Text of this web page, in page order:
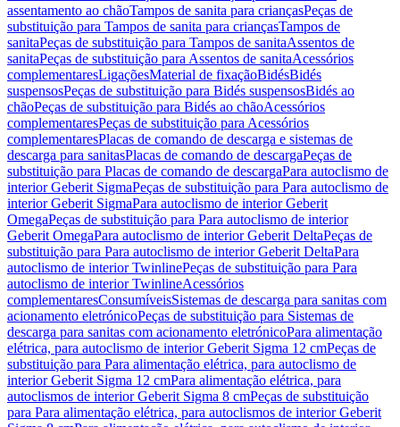
assentamento ao chãoTampos de sanita para criançasPeças de
substituição para Tampos de sanita para criançasTampos de
sanitaPeças de substituição para Tampos de sanitaAssentos de
sanitaPeças de substituição para Assentos de sanitaAcessórios
complementaresLigaçõesMaterial de fixaçãoBidésBidés
suspensosPeças de substituição para Bidés suspensosBidés ao
chãoPeças de substituição para Bidés ao chãoAcessórios
complementaresPeças de substituição para Acessórios
complementaresPlacas de comando de descarga e sistemas de
descarga para sanitasPlacas de comando de descargaPeças de
substituição para Placas de comando de descargaPara autoclismo de
interior Geberit SigmaPeças de substituição para Para autoclismo de
interior Geberit SigmaPara autoclismo de interior Geberit
OmegaPeças de substituição para Para autoclismo de interior
Geberit OmegaPara autoclismo de interior Geberit DeltaPeças de
substituição para Para autoclismo de interior Geberit DeltaPara
autoclismo de interior TwinlinePeças de substituição para Para
autoclismo de interior TwinlineAcessórios
complementaresConsumíveisSistemas de descarga para sanitas com
acionamento eletrónicoPeças de substituição para Sistemas de
descarga para sanitas com acionamento eletrónicoPara alimentação
elétrica, para autoclismo de interior Geberit Sigma 12 cmPeças de
substituição para Para alimentação elétrica, para autoclismo de
interior Geberit Sigma 12 cmPara alimentação elétrica, para
autoclismos de interior Geberit Sigma 8 cmPeças de substituição
para Para alimentação elétrica, para autoclismos de interior Geberit